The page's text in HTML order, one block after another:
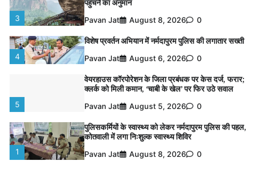
3 Pavan Jat August 8, 2026 0
4
विशेष प्रवर्तन अभियान में नर्मदापुरम पुलिस की लगातार सख्ती
Pavan Jat August 6, 2026 0
5
वेयरहाउस कॉरपोरेशन के जिला प्रबंधक पर केस दर्ज, फरार;
क्लर्क को मिली कमान, ‘चाबी के खेल’ पर फिर उठे सवाल
Pavan Jat August 5, 2026 0
1
पुलिसकर्मियों के स्वास्थ्य को लेकर नर्मदापुरम पुलिस की पहल,
कोतवाली में लगा निःशुल्क स्वास्थ्य शिविर
Pavan Jat August 8, 2026 0